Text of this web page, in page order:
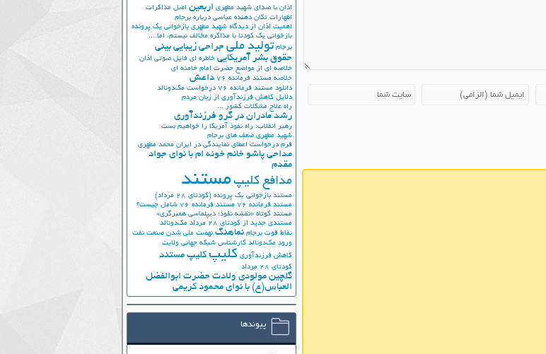
اذان با صدای شهید مطهری اربعین اصل مذاکرات
اظهارات تکان دهنده عباسی درباره برجام
اهمیت اذان از دیدگاه شهید مطهری بازخوانی یک پرونده
بازخوانی یک کودتا با مذاکره مخالف نیستم، اما ...
برجام تولید ملی جراحی زیبایی بینی
حقوق بشر آمریکایی خاطره ای فایل صوتی اذان
خلاصه ای از مواضع حضرت امام خامنه ای
خلاصه مستند فرمانده 76
داعش
دانلود مستند فرمانده 76
درخواست مک‌دونالد
دلایل کاهش فرزندآوری از زبان مردم
راه علاج مشکلات کشور ...
رشد مادران در گرو فرزندآوری
رهبر انقلاب: راه نفوذ آمریکا را خواهیم بست
شهید مطهری ضعف های برجام
فرم درخواست اعطای نمایندگی در ایران محمد مطهری
مداحی پاشو خانم خونه ام با نوای جواد
مقدم
مدافع کلیپ مستند
مستند بازخوانی یک پرونده (کودتای 28 مرداد)
مستند فرمانده 76
مستند فرمانده 76 شامل چیست؟
مستند کوتاه «نقشه نفوذ؛ دیپلماسی همبرگری»
مستندی جدید از کودتای 28 مرداد
مک‌دونالد
نقاط قوت برجام نماهنگ نهضت ملي شدن صنعت نفت
ورود مک‌دونالد کارشناس شبکه جهانی ولایت
کاهش فرزندآوری کلیپ کلیپ مستند
کودتای 28 مرداد
گلچین مولودی ولادت حضرت ابوالفضل
العباس(ع) با نوای محمود کریمی
پیوندها